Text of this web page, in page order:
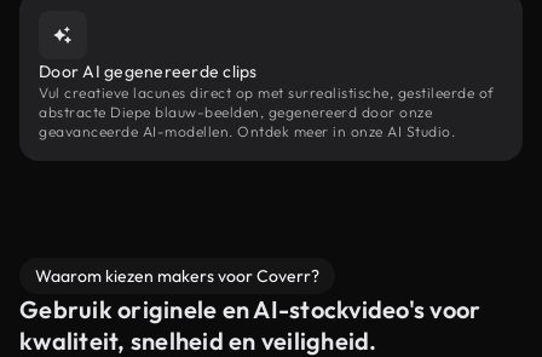
Door AI gegenereerde clips
Vul creatieve lacunes direct op met surrealistische, gestileerde of
abstracte Diepe blauw-beelden, gegenereerd door onze
geavanceerde AI-modellen. Ontdek meer in onze AI Studio.
Waarom kiezen makers voor Coverr?
Gebruik originele en AI-stockvideo's voor
kwaliteit, snelheid en veiligheid.